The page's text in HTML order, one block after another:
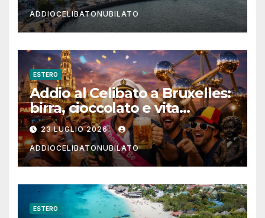
ADDIOCELIBATONUBILATO
ESTERO
Addio al Celibato a Bruxelles:
birra, cioccolato e vita
notturna per un weekend
indimenticabile
23 LUGLIO 2026
ADDIOCELIBATONUBILATO
ESTERO